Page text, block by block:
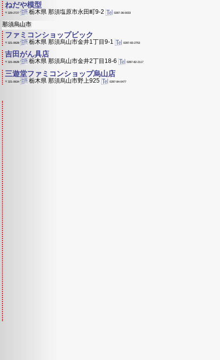
ねだや模型
〒329-2727 栃木県 那須塩原市永田町9-2 0287-36-0033
那須烏山市
ファミコンショップビック
〒321-0628 栃木県 那須烏山市金井1丁目9-1 0287-83-2753
吉田がん具店
〒321-0628 栃木県 那須烏山市金井2丁目18-6 0287-82-2117
三遊堂ファミコンショップ烏山店
〒321-0634 栃木県 那須烏山市野上925 0287-84-0477